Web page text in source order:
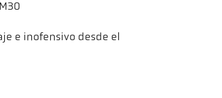
e inofensivo desde el